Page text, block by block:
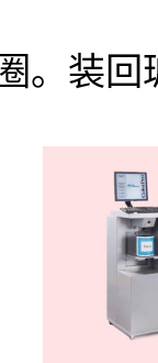
。 装回